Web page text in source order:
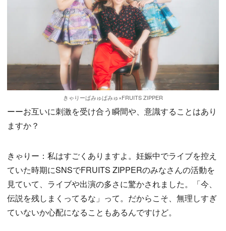
きゃりーぱみゅぱみゅ×FRUITS ZIPPER
ーーお互いに刺激を受け合う瞬間や、意識することはあり
ますか？
きゃりー：私はすごくありますよ。妊娠中でライブを控え
ていた時期にSNSでFRUITS ZIPPERのみなさんの活動を
見ていて、ライブや出演の多さに驚かされました。「今、
伝説を残しまくってるな」って。だからこそ、無理しすぎ
ていないか心配になることもあるんですけど。